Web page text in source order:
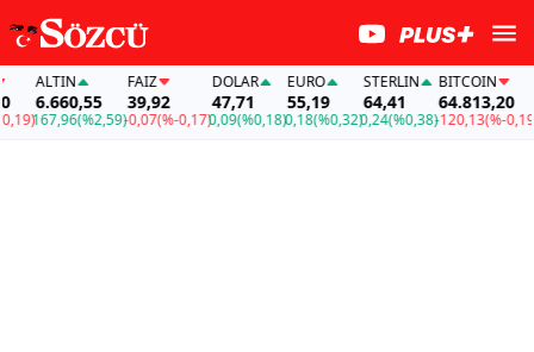
ALTIN
6.660,55
167,96(%2,59)
FAİZ
39,92
-0,07(%-0,17)
DOLAR
47,71
0,09(%0,18)
EURO
55,19
0,18(%0,32)
STERLIN
64,41
0,24(%0,38)
BITCOIN
64.813,20
-120,13(%-0,19)